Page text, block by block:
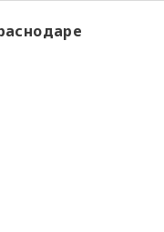
для ТО
HD72